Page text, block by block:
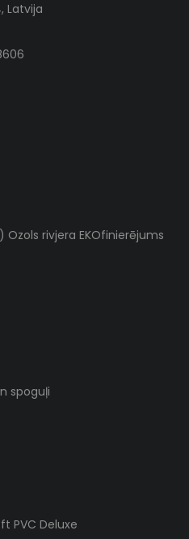
Latvija
rivjera EKOfinierējums
spoguļi
PVC Deluxe